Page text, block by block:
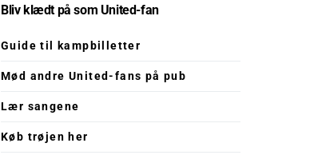
Bliv klædt på som United-fan
Guide til kampbilletter
Mød andre United-fans på pub
Lær sangene
Køb trøjen her